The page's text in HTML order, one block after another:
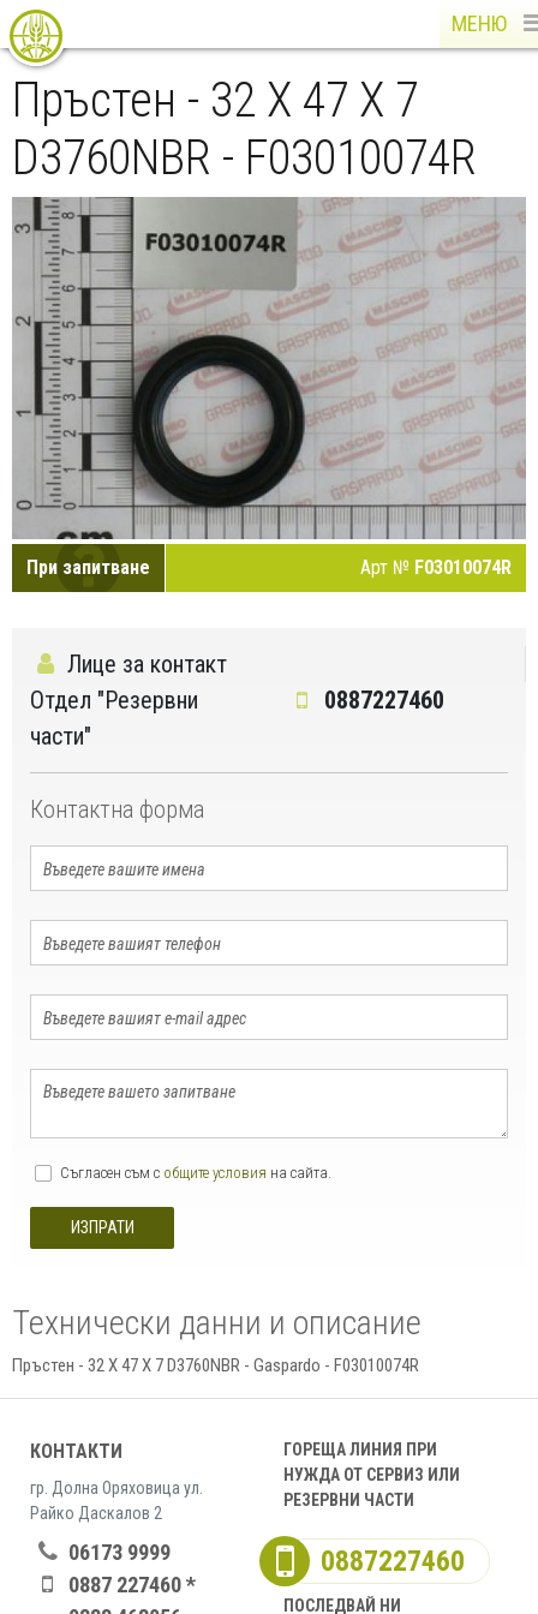
МЕНЮ
Пръстен - 32 X 47 X 7
D3760NBR - F03010074R
При запитване Арт № F03010074R
Лице за контакт
Отдел "Резервни
части"
0887227460
Контактна форма
Съгласен съм с общите условия на сайта.
ИЗПРАТИ
Технически данни и описание
Пръстен - 32 X 47 X 7 D3760NBR - Gaspardo - F03010074R
КОНТАКТИ
гр. Долна Оряховица ул.
Райко Даскалов 2
06173 9999
0887 227460 *
ГОРЕЩА ЛИНИЯ ПРИ
НУЖДА ОТ СЕРВИЗ ИЛИ
РЕЗЕРВНИ ЧАСТИ
0887227460
ПОСЛЕДВАЙ НИ